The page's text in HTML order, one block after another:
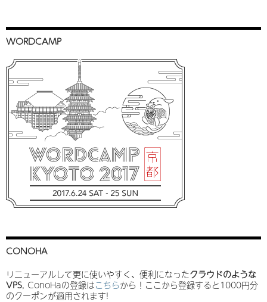
WORDCAMP
CONOHA
リニューアルして更に使いやすく、便利になったクラウドのような
VPS, ConoHaの登録はこちらから！ここから登録すると1000円分
のクーポンが適用されます!